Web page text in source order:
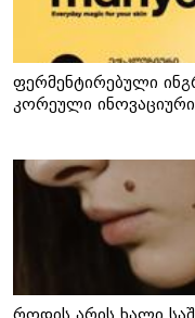
ფერმენტირებული
კორეული